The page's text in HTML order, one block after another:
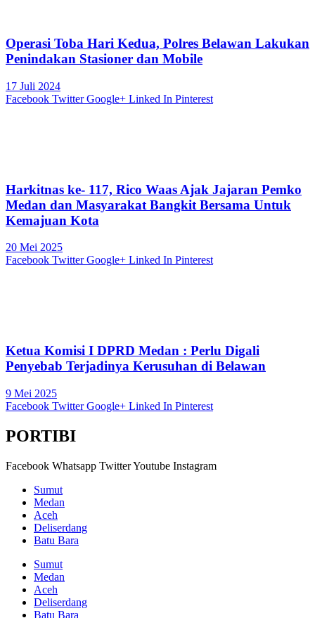
Operasi Toba Hari Kedua, Polres Belawan Lakukan
Penindakan Stasioner dan Mobile
17 Juli 2024
Facebook Twitter Google+ Linked In Pinterest
Harkitnas ke- 117, Rico Waas Ajak Jajaran Pemko
Medan dan Masyarakat Bangkit Bersama Untuk
Kemajuan Kota
20 Mei 2025
Facebook Twitter Google+ Linked In Pinterest
Ketua Komisi I DPRD Medan : Perlu Digali
Penyebab Terjadinya Kerusuhan di Belawan
9 Mei 2025
Facebook Twitter Google+ Linked In Pinterest
PORTIBI
Facebook Whatsapp TwitterYoutube Instagram
Sumut
Medan
Aceh
Deliserdang
Batu Bara
Sumut
Medan
Aceh
Deliserdang
Batu Bara